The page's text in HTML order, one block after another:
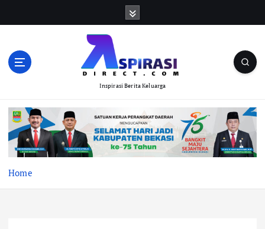
Inspirasi Berita Keluarga
Home